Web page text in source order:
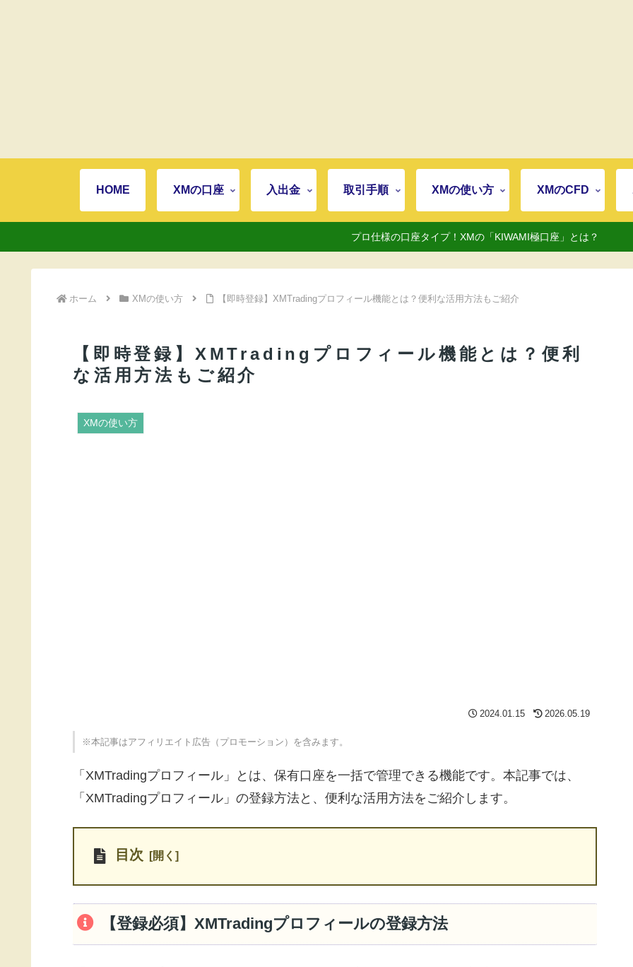
HOME XMの口座 入出金 取引手順 XMの使い方 XMのCFD
プロ仕様の口座タイプ！XMの「KIWAMI極口座」とは？
ホーム XMの使い方 【即時登録】XMTradingプロフィール機能とは？便利な活用方法もご紹介
【即時登録】XMTradingプロフィール機能とは？便利
な活用方法もご紹介
XMの使い方
2024.01.15 2026.05.19
※本記事はアフィリエイト広告（プロモーション）を含みます。
「XMTradingプロフィール」とは、保有口座を一括で管理できる機能です。本記事では、
「XMTradingプロフィール」の登録方法と、便利な活用方法をご紹介します。
目次
【登録必須】XMTradingプロフィールの登録方法